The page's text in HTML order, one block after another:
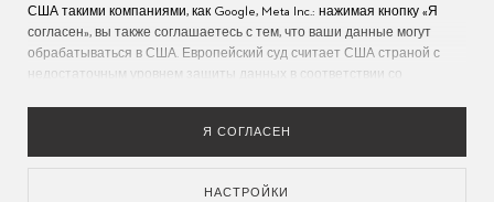
США такими компаниями, как Google, Meta Inc.: нажимая кнопку «Я
согласен», вы также соглашаетесь с тем, что ваши данные могут
обрабатываться в США. Европейский суд считает США страной с
недостаточным уровнем защиты данных в соответствии со
только основные файлы cookie, чтобы исключить возможность
описанной выше передачи данных.
Я СОГЛАСЕН
НАСТРОЙКИ